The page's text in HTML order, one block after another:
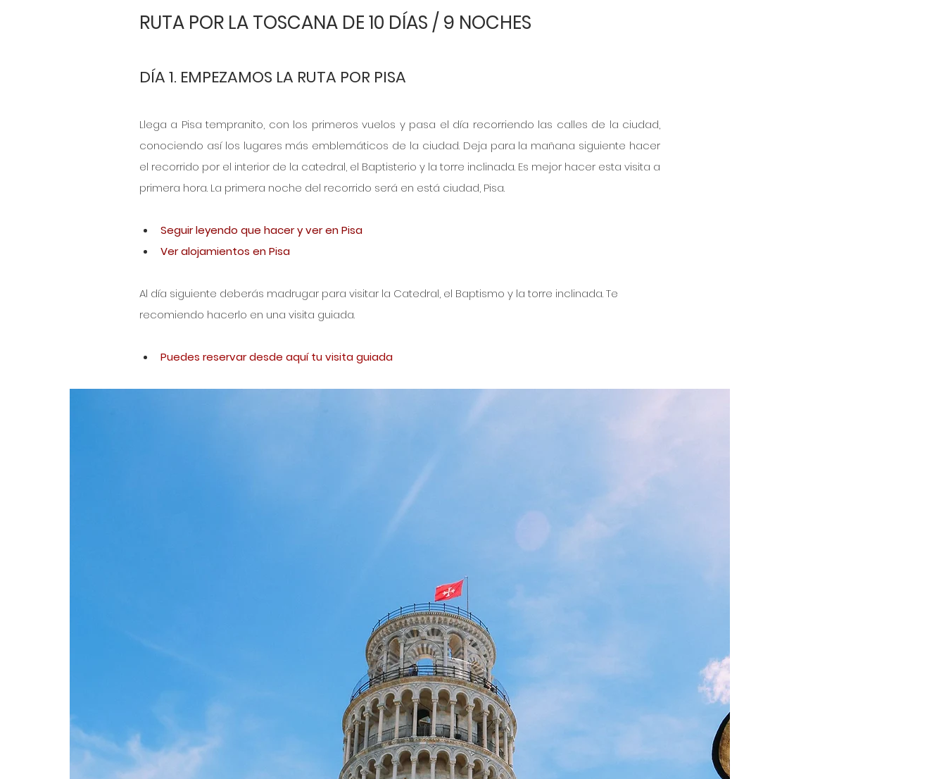
RUTA POR LA TOSCANA DE 10 DÍAS / 9 NOCHES
DÍA 1. EMPEZAMOS LA RUTA POR PISA
Llega a Pisa tempranito, con los primeros vuelos y pasa el día recorriendo las calles de la ciudad,
conociendo así los lugares más emblemáticos de la ciudad. Deja para la mañana siguiente hacer
el recorrido por el interior de la catedral, el Baptisterio y la torre inclinada. Es mejor hacer esta visita a
primera hora. La primera noche del recorrido será en está ciudad, Pisa.
Seguir leyendo que hacer y ver en Pisa
Ver alojamientos en Pisa
Al día siguiente deberás madrugar para visitar la Catedral, el Baptismo y la torre inclinada. Te
recomiendo hacerlo en una visita guiada.
Puedes reservar desde aquí tu visita guiada